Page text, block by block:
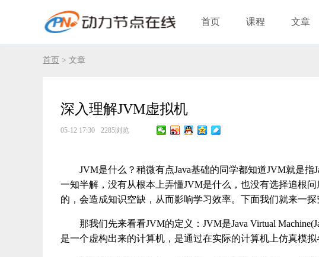
首页 课程 文章
首页 > 文章
深入理解JVM虚拟机
05-12 17:30 2285浏览
JVM是什么？稍微有点Java基础的同学都知道JVM就是指
一知半解，没有从根本上弄懂JVM是什么，也没有选择追根
的，会造成知识空缺，从而影响学习效率。下面我们就来一探
那我们先来看看JVM的定义：JVM是Java Virtual
是一个虚构出来的计算机，是通过在实际的计算机上仿真模拟